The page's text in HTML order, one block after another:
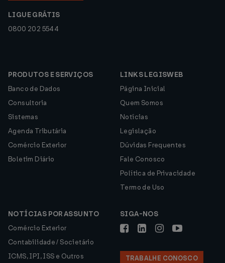
LIGUE GRÁTIS
0800 202 5544
PRODUTOS E SERVIÇOS
Banco de Dados
Consultoria
Sistemas
Agenda Tributária
Comércio Exterior
Boletim Diário
LINKS LEGISWEB
Página Inicial
Quem Somos
Notícias
Legislação
Dúvidas Frequentes
Fale Conosco
Política de Privacidade
Termo de Uso
NOTÍCIAS POR ASSUNTO
Comércio Exterior
Contabilidade / Societário
ICMS, IPI, ISS e Outros
SIGA-NOS
TRABALHE CONOSCO